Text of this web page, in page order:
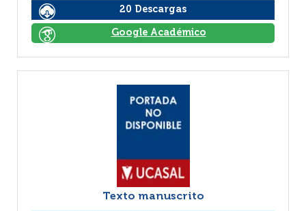
20 Descargas
Google Académico
Texto manuscrito